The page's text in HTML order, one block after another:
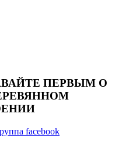
ПЕРВЫМ О
facebook